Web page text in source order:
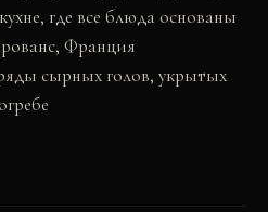
где все блюда основаны
Франция
сырных голов, укрытых